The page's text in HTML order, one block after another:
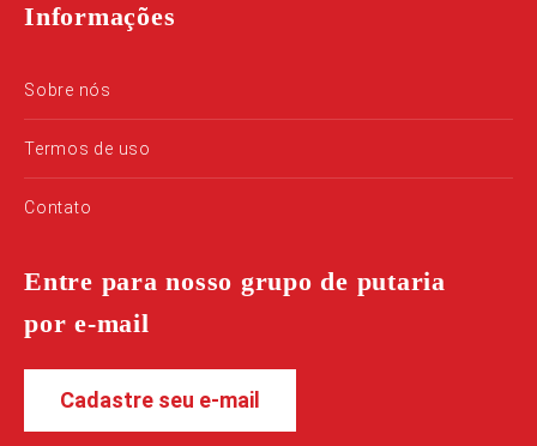
Informações
Sobre nós
Termos de uso
Contato
Entre para nosso grupo de putaria
por e-mail
Cadastre seu e-mail